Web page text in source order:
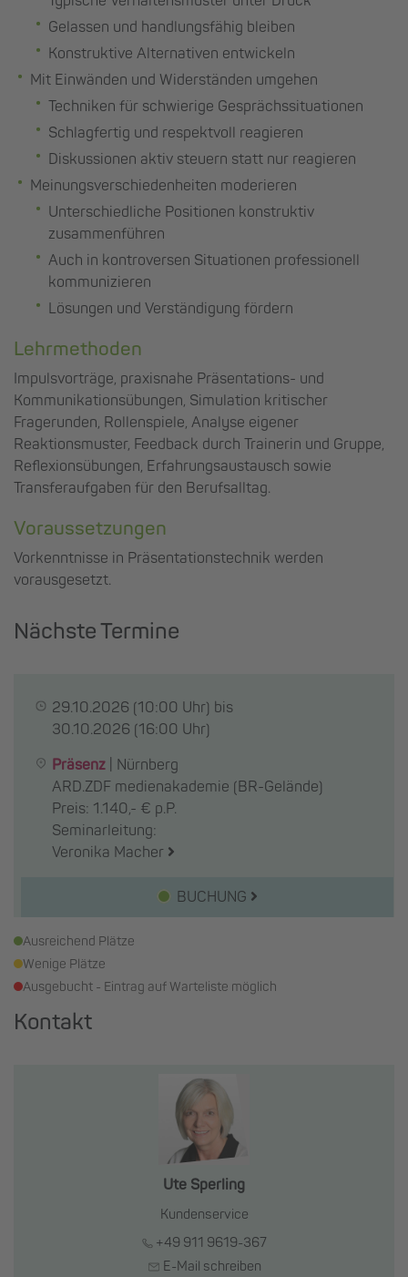
Gelassen und handlungsfähig bleiben
Konstruktive Alternativen entwickeln
Mit Einwänden und Widerständen umgehen
Techniken für schwierige Gesprächssituationen
Schlagfertig und respektvoll reagieren
Diskussionen aktiv steuern statt nur reagieren
Meinungsverschiedenheiten moderieren
Unterschiedliche Positionen konstruktiv
zusammenführen
Auch in kontroversen Situationen professionell
kommunizieren
Lösungen und Verständigung fördern
Lehrmethoden
Impulsvorträge, praxisnahe Präsentations- und
Kommunikationsübungen, Simulation kritischer
Fragerunden, Rollenspiele, Analyse eigener
Reaktionsmuster, Feedback durch Trainerin und Gruppe,
Reflexionsübungen, Erfahrungsaustausch sowie
Transferaufgaben für den Berufsalltag.
Voraussetzungen
Vorkenntnisse in Präsentationstechnik werden
vorausgesetzt.
Nächste Termine
29.10.2026 (10:00 Uhr) bis
30.10.2026 (16:00 Uhr)
Präsenz
Nürnberg
ARD.ZDF medienakademie (BR-Gelände)
Preis: 1.140,- € p.P.
Seminarleitung:
Veronika Macher
BUCHUNG
Ausreichend Plätze
Wenige Plätze
Ausgebucht - Eintrag auf Warteliste möglich
Kontakt
Ute Sperling
Kundenservice
+49 911 9619-367
E-Mail schreiben